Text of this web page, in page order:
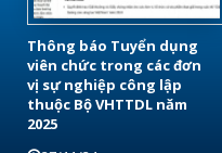
Thông báo Tuyển dụng
viên chức trong các đơn
vị sự nghiệp công lập
thuộc Bộ VHTTDL năm
2025